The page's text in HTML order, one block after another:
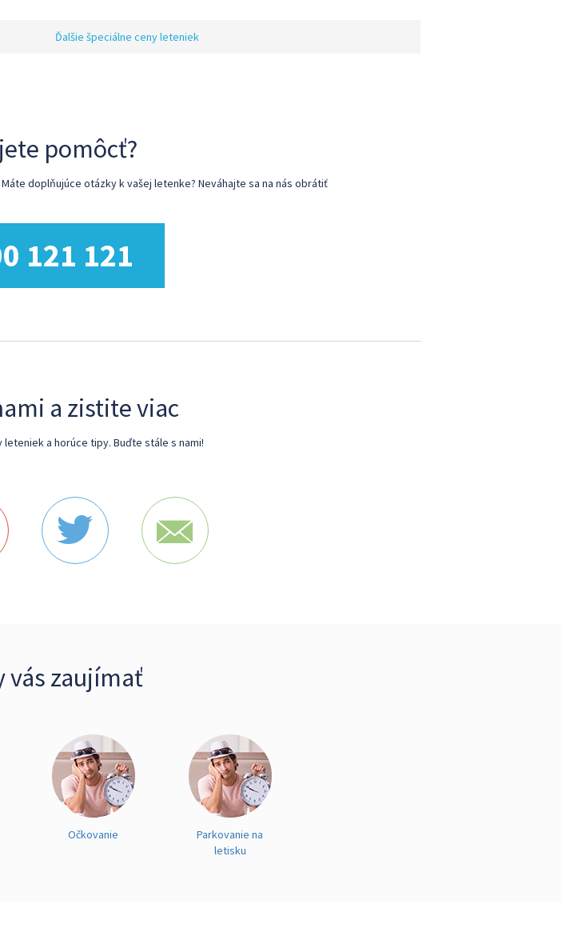
Ďalšie špeciálne ceny leteniek
pomôcť?
doplňujúce otázky k vašej letenke? Neváhajte sa na nás obrátiť
121 121
a zistite viac
a horúce tipy. Buďte stále s nami!
vás zaujímať
Očkovanie
Parkovanie na
letisku